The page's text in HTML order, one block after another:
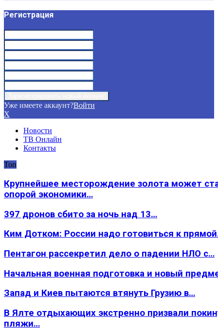
Регистрация
Уже имеете аккаунт?Войти
X
Новости
ТВ Онлайн
Контакты
Топ
Крупнейшее месторождение золота может
опорой экономики…
397 дронов сбито за ночь над 13…
Ким Дотком: России надо готовиться к
Пентагон рассекретил дело о падении НЛО с…
Начальная военная подготовка и новый
Запад и Киев пытаются втянуть Грузию в…
В Ялте отдыхающих экстренно призвали
пляжи…